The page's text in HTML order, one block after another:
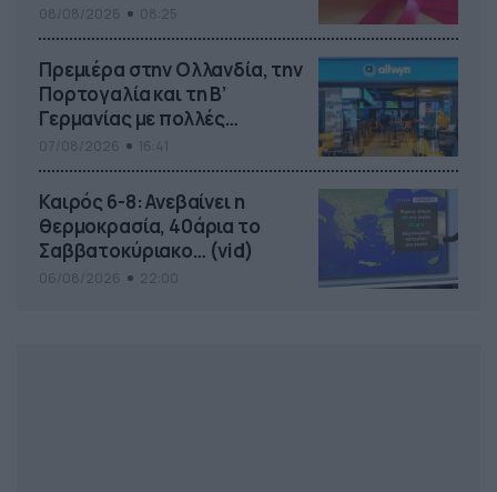
Πρεμιέρα στην Ολλανδία, την
Πορτογαλία και τη Β’
Γερμανίας με πολλές
στοιχηματικές επιλογές από
το ΠΑΜΕ ΣΤΟΙΧΗΜΑ
Καιρός 6-8: Ανεβαίνει η
θερμοκρασία, 40άρια το
Σαββατοκύριακο… (vid)